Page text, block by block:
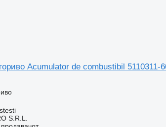
Acumulator de combustibil 5110311-
S.R.L.